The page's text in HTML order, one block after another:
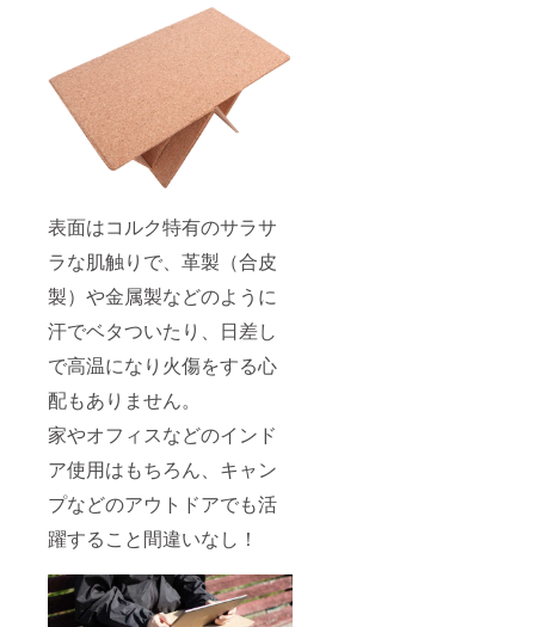
表面はコルク特有のサラサ
ラな肌触りで、革製（合皮
製）や金属製などのように
汗でベタついたり、日差し
で高温になり火傷をする心
配もありません。
家やオフィスなどのインド
ア使用はもちろん、キャン
プなどのアウトドアでも活
躍すること間違いなし！